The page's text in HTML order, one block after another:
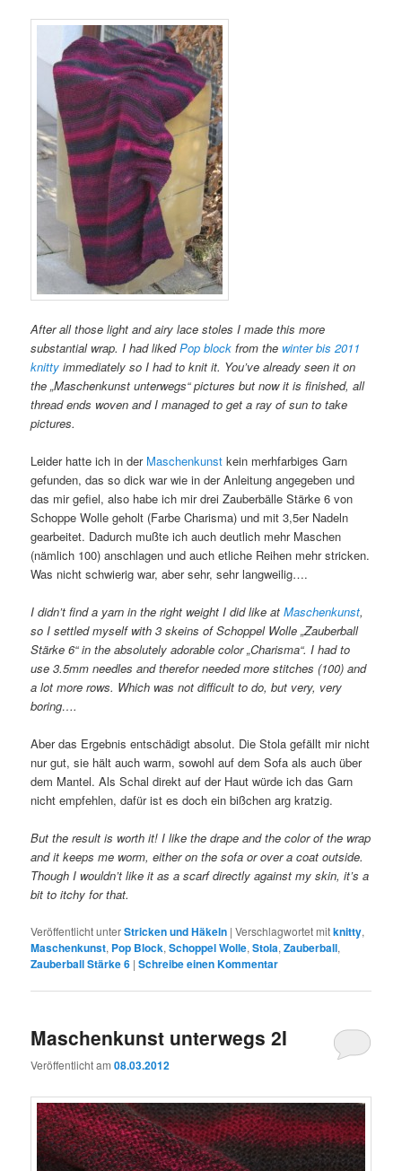
After all those light and airy lace stoles I made this more
substantial wrap. I had likedPop block from the winter bis 2011
knitty immediately so I had to knit it. You’ve already seen it on
the „Maschenkunst unterwegs“ pictures but now it is finished, all
thread ends woven and I managed to get a ray of sun to take
pictures.
Leider hatte ich in der Maschenkunst kein merhfarbiges Garn
gefunden, das so dick war wie in der Anleitung angegeben und
das mir gefiel, also habe ich mir drei Zauberbälle Stärke 6 von
Schoppe Wolle geholt (Farbe Charisma) und mit 3,5er Nadeln
gearbeitet. Dadurch mußte ich auch deutlich mehr Maschen
(nämlich 100) anschlagen und auch etliche Reihen mehr stricken.
Was nicht schwierig war, aber sehr, sehr langweilig….
I didn’t find a yarn in the right weight I did like atMaschenkunst,
so I settled myself with 3 skeins of Schoppel Wolle „Zauberball
Stärke 6“ in the absolutely adorable color „Charisma“. I had to
use 3.5mm needles and therefor needed more stitches (100) and
a lot more rows. Which was not difficult to do, but very, very
boring….
Aber das Ergebnis entschädigt absolut. Die Stola gefällt mir nicht
nur gut, sie hält auch warm, sowohl auf dem Sofa als auch über
dem Mantel. Als Schal direkt auf der Haut würde ich das Garn
nicht empfehlen, dafür ist es doch ein bißchen arg kratzig.
But the result is worth it! I like the drape and the color of the wrap
and it keeps me worm, either on the sofa or over a coat outside.
Though I wouldn’t like it as a scarf directly against my skin, it’s a
bit to itchy for that.
Veröffentlicht unterStricken und Häkeln |Verschlagwortet mitknitty,
Maschenkunst, Pop Block,Schoppel Wolle,Stola,Zauberball,
Zauberball Stärke 6 |Schreibe einen Kommentar
Maschenkunst unterwegs 2I
Veröffentlicht am08.03.2012